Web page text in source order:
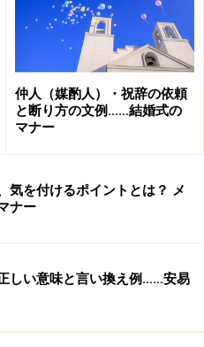
ない思い、照れくさいよう
からだの自由がきかなくな
としては、通じるかもしれ
はなく、驚きや恐怖、不安
その点はまったく違ってき
仲人（媒酌人）・祝辞の依頼
と断り方の文例……結婚式の
マナー
気を付けるポイントとは？ メ
ナー
しい意味と言い換え例……安易